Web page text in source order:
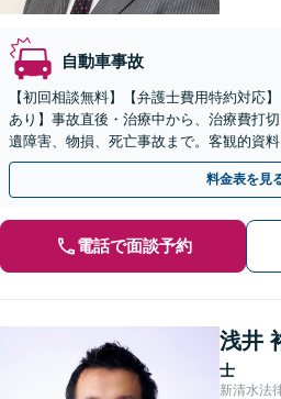
自動車事故
【初回相談無料】【弁護士費用特約対応
あり】事故直後・治療中から、治療費打
遺障害、物損、死亡事故まで。客観的資
の段階に応じた方針をご説明します。
料金表を見
電話で面談予約
浅井
士
新清水法